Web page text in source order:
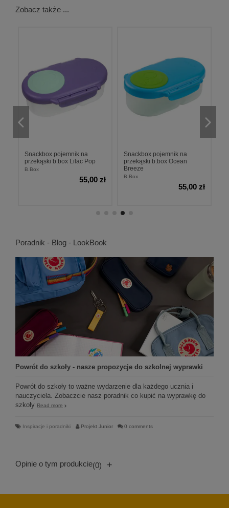
Zobacz także ...
Snackbox pojemnik na
przekąski b.box Lilac Pop
B.Box
55,00 zł
Snackbox pojemnik na
przekąski b.box Ocean
Breeze
B.Box
55,00 zł
Poradnik - Blog - LookBook
Powrót do szkoły - nasze propozycje do szkolnej wyprawki
Powrót do szkoły to ważne wydarzenie dla każdego ucznia i
nauczyciela. Zobaczcie nasz poradnik co kupić na wyprawkę do
szkoły Read more
Inspiracje i poradniki Projekt Junior 0 comments
Opinie o tym produkcie(0) +